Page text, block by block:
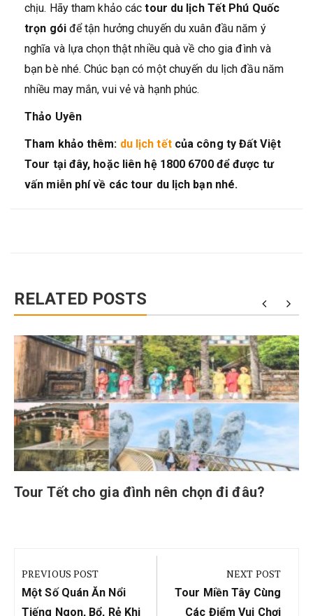
chịu. Hãy tham khảo cáctour du lịch Tết Phú Quốc
trọn góiđể tận hưởng chuyến du xuân đầu năm ý
nghĩa và lựa chọn thật nhiều quà về cho gia đình và
bạn bè nhé. Chúc bạn có một chuyến du lịch đầu năm
nhiều may mắn, vui vẻ và hạnh phúc.
Thảo Uyên
Tham khảo thêm: du lịch tếtcủa công ty Đất Việt
Tour tại đây, hoặc liên hệ 1800 6700 để được tư
vấn miễn phí về các tour du lịch bạn nhé.
RELATED POSTS
Tour Tết cho gia đình nên chọn đi đâu?
hướng
bài
PREVIOUS POST
Previous
Post:
Một Số Quán Ăn Nổi
Tiếng Ngon, Bổ, Rẻ Khi
NEXT POST
Next
Post:
Tour Miền Tây Cùng
Các Điểm Vui Chơi